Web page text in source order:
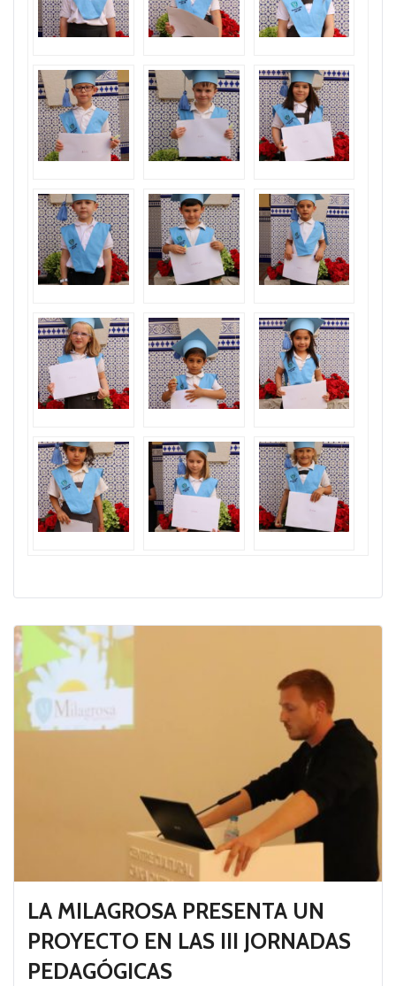
LA MILAGROSA PRESENTA UN
PROYECTO EN LAS III JORNADAS
PEDAGÓGICAS